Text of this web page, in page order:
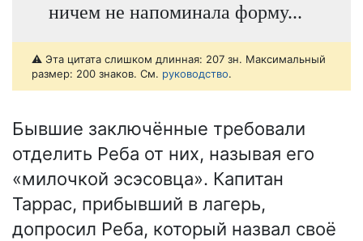
ничем не напоминала форму...
⚠️ Эта цитата слишком длинная: 207 зн. Максимальный
размер: 200 знаков. См. руководство.
Бывшие заключённые требовали
отделить Реба от них, называя его
«милочкой эсэсовца». Капитан
Таррас, прибывший в лагерь,
допросил Реба, который назвал своё